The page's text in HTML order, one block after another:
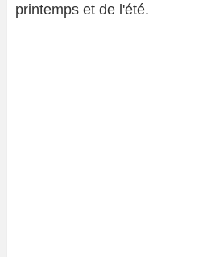
printemps et de l'été.